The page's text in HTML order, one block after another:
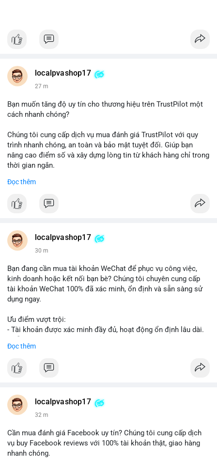
localpvashop17
27 m
Bạn muốn tăng độ uy tín cho thương hiệu trên TrustPilot một
cách nhanh chóng?
Chúng tôi cung cấp dịch vụ mua đánh giá TrustPilot với quy
trình nhanh chóng, an toàn và bảo mật tuyệt đối. Giúp bạn
nâng cao điểm số và xây dựng lòng tin từ khách hàng chỉ trong
thời gian ngắn.
Đặt hàng ngay hôm nay để nhận ưu đãi:
👉 Order tại: localpvashop
👉 Telegram: @localpvashop
👉 Email: localpvashop@gmail.com
Đừng bỏ lỡ cơ hội cải thiện danh tiếng trực tuyến của bạn một
cách hiệu quả!
Đọc thêm
localpvashop17
30 m
Bạn đang cần mua tài khoản WeChat để phục vụ công việc,
kinh doanh hoặc kết nối bạn bè? Chúng tôi chuyên cung cấp
tài khoản WeChat 100% đã xác minh, ổn định và sẵn sàng sử
dụng ngay.
Ưu điểm vượt trội:
- Tài khoản được xác minh đầy đủ, hoạt động ổn định lâu dài.
- Giao dịch an toàn, bảo mật thông tin.
Đặt hàng ngay hôm nay để nhận ưu đãi tốt nhất!
- WhatsApp: +1 (66
215-8938
- Telegram: @localpvashop
Đừng bỏ lỡ cơ hội sở hữu tài khoản WeChat chất lượng với giá
tốt. Liên hệ ngay!
Đọc thêm
localpvashop17
32 m
Cần mua đánh giá Facebook uy tín? Chúng tôi cung cấp dịch
vụ buy Facebook reviews với 100% tài khoản thật, giao hàng
nhanh chóng.